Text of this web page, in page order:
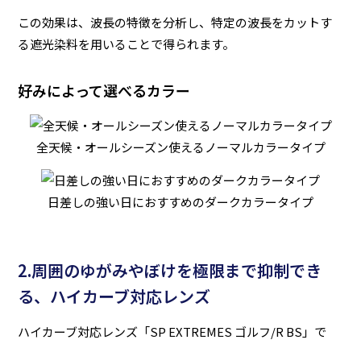
この効果は、波長の特徴を分析し、特定の波長をカットす
る遮光染料を用いることで得られます。
好みによって選べるカラー
全天候・オールシーズン使えるノーマルカラータイプ
日差しの強い日におすすめのダークカラータイプ
2.周囲のゆがみやぼけを極限まで抑制でき
る、ハイカーブ対応レンズ
ハイカーブ対応レンズ「SP EXTREMES ゴルフ/R BS」で